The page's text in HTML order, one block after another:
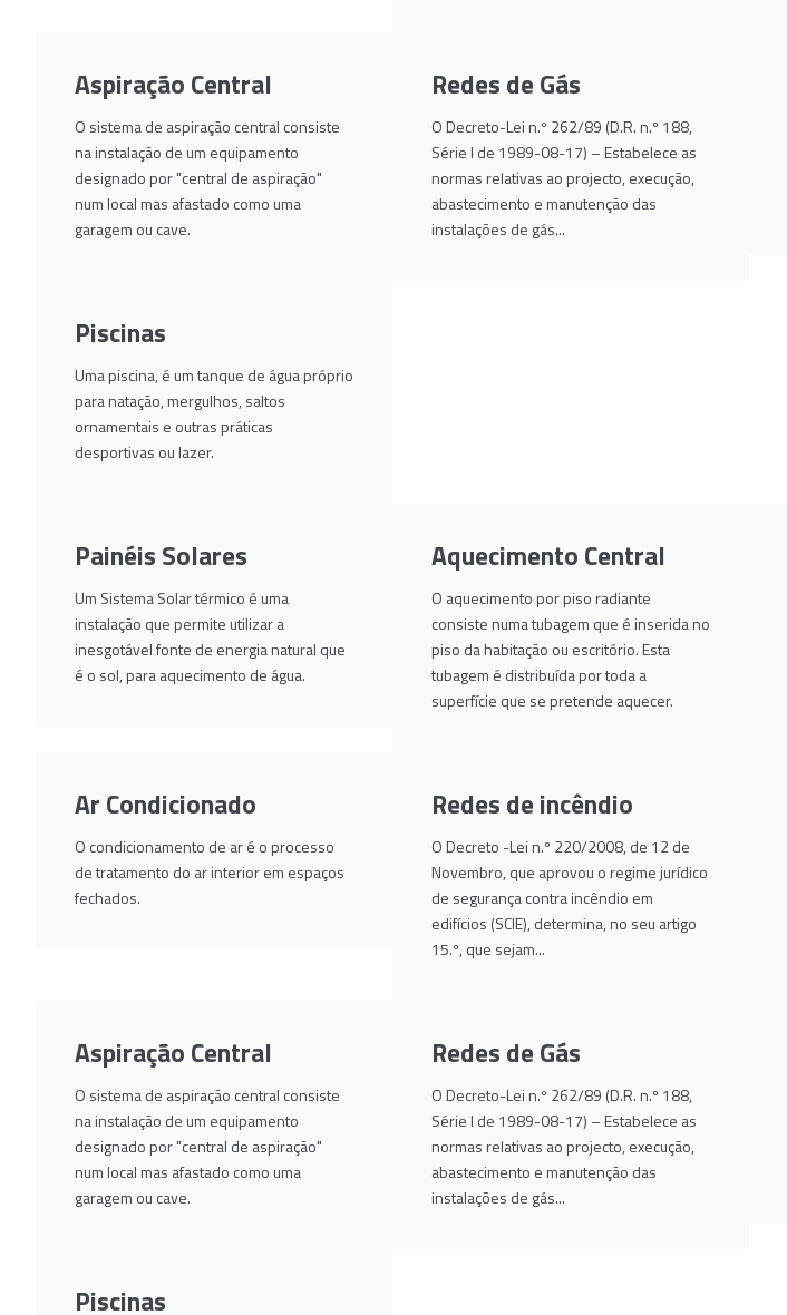
Aspiração Central
O sistema de aspiração central consiste
na instalação de um equipamento
designado por "central de aspiração"
num local mas afastado como uma
garagem ou cave.
Redes de Gás
O Decreto-Lei n.º 262/89 (D.R. n.º 188,
Série I de 1989-08-17) – Estabelece as
normas relativas ao projecto, execução,
abastecimento e manutenção das
instalações de gás...
Piscinas
Uma piscina, é um tanque de água próprio
para natação, mergulhos, saltos
ornamentais e outras práticas
desportivas ou lazer.
Painéis Solares
Um Sistema Solar térmico é uma
instalação que permite utilizar a
inesgotável fonte de energia natural que
é o sol, para aquecimento de água.
Aquecimento Central
O aquecimento por piso radiante
consiste numa tubagem que é inserida no
piso da habitação ou escritório. Esta
tubagem é distribuída por toda a
superfície que se pretende aquecer.
Ar Condicionado
O condicionamento de ar é o processo
de tratamento do ar interior em espaços
fechados.
Redes de incêndio
O Decreto -Lei n.º 220/2008, de 12 de
Novembro, que aprovou o regime jurídico
de segurança contra incêndio em
edifícios (SCIE), determina, no seu artigo
15.º, que sejam...
Aspiração Central
O sistema de aspiração central consiste
na instalação de um equipamento
designado por "central de aspiração"
num local mas afastado como uma
garagem ou cave.
Redes de Gás
O Decreto-Lei n.º 262/89 (D.R. n.º 188,
Série I de 1989-08-17) – Estabelece as
normas relativas ao projecto, execução,
abastecimento e manutenção das
instalações de gás...
Piscinas